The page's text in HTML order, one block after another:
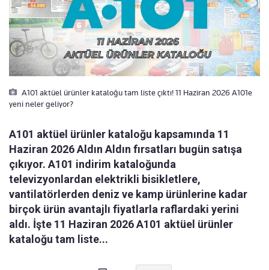
A101 aktüel ürünler kataloğu tam liste çıktı! 11 Haziran 2026 A101e
yeni neler geliyor?
A101 aktüel ürünler kataloğu kapsamında 11
Haziran 2026 Aldın Aldın fırsatları bugün satışa
çıkıyor. A101 indirim kataloğunda
televizyonlardan elektrikli bisikletlere,
vantilatörlerden deniz ve kamp ürünlerine kadar
birçok ürün avantajlı fiyatlarla raflardaki yerini
aldı. İşte 11 Haziran 2026 A101 aktüel ürünler
kataloğu tam liste...